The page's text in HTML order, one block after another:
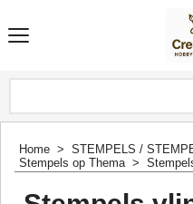
Home > STEMPELS /
Stempels op Thema>